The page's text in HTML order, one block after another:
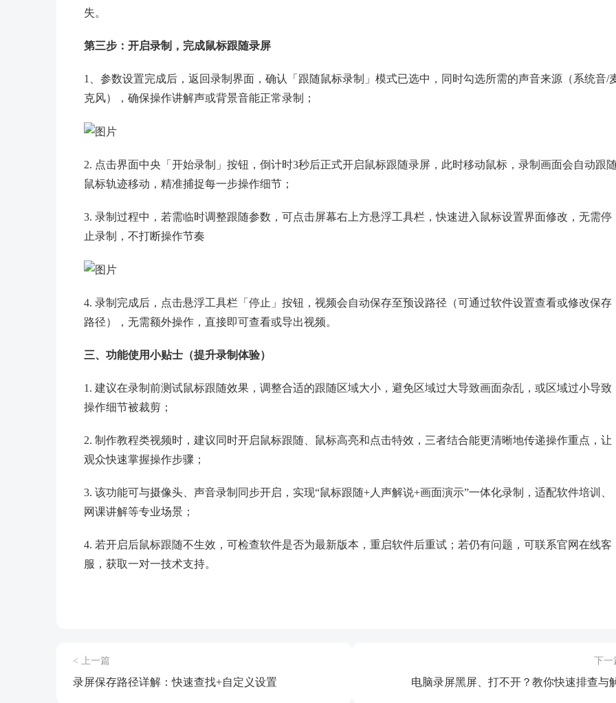
失。
第三步：开启录制，完成鼠标跟随录屏
1、参数设置完成后，返回录制界面，确认「跟随鼠标录制」模式已选中，同时勾选所需的声音来源（系统音/
克风），确保操作讲解声或背景音能正常录制；
2. 点击界面中央「开始录制」按钮，倒计时3秒后正式开启鼠标跟随录屏，此时移动鼠标，录制画面会自动跟
鼠标轨迹移动，精准捕捉每一步操作细节；
3. 录制过程中，若需临时调整跟随参数，可点击屏幕右上方悬浮工具栏，快速进入鼠标设置界面修改，无需停
止录制，不打断操作节奏
4. 录制完成后，点击悬浮工具栏「停止」按钮，视频会自动保存至预设路径（可通过软件设置查看或修改保存
路径），无需额外操作，直接即可查看或导出视频。
三、功能使用小贴士（提升录制体验）
1. 建议在录制前测试鼠标跟随效果，调整合适的跟随区域大小，避免区域过大导致画面杂乱，或区域过小导致
操作细节被裁剪；
2. 制作教程类视频时，建议同时开启鼠标跟随、鼠标高亮和点击特效，三者结合能更清晰地传递操作重点，让
观众快速掌握操作步骤；
3. 该功能可与摄像头、声音录制同步开启，实现“鼠标跟随+人声解说+画面演示”一体化录制，适配软件培训、
网课讲解等专业场景；
4. 若开启后鼠标跟随不生效，可检查软件是否为最新版本，重启软件后重试；若仍有问题，可联系官网在线客
服，获取一对一技术支持。
< 上一篇
录屏保存路径详解：快速查找+自定义设置
下一
电脑录屏黑屏、打不开？教你快速排查与